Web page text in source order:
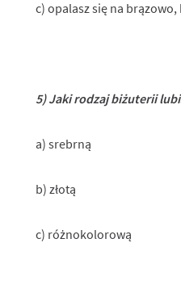
c) opalasz się na
5) Jaki rodzaj biżuterii
a) srebrną
b) złotą
c) różnokolorową